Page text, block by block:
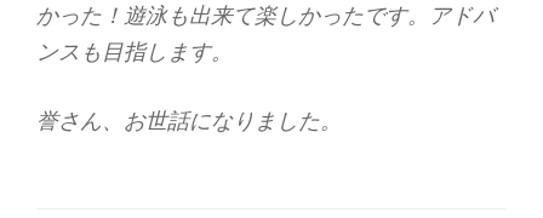
かった！遊泳も出来て楽しかったです。アドバ
ンスも目指します。
誉さん、お世話になりました。